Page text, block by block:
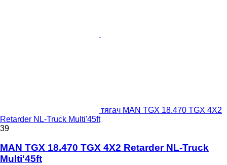
тягач MAN TGX 18.470 TGX 4X2
Retarder NL-Truck Multi'45ft
39
MAN TGX 18.470 TGX 4X2 Retarder NL-Truck
Multi'45ft